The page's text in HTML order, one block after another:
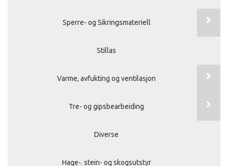
Sperre- og Sikringsmateriell
Stillas
Varme, avfukting og ventilasjon
Tre- og gipsbearbeiding
Diverse
Hage-. stein- og skogsutstyr